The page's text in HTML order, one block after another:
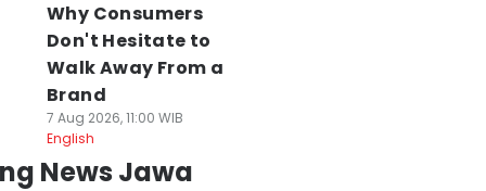
Why Consumers
Don't Hesitate to
Walk Away From a
Brand
7 Aug 2026, 11:00 WIB
English
News Jawa